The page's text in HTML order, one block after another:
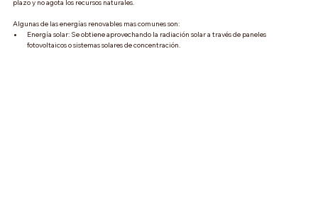
plazo y no agota los recursos naturales.
Algunas de las energías renovables mas comunes son:
Energía solar: Se obtiene aprovechando la radiación solar a través de paneles
fotovoltaicos o sistemas solares de concentración.